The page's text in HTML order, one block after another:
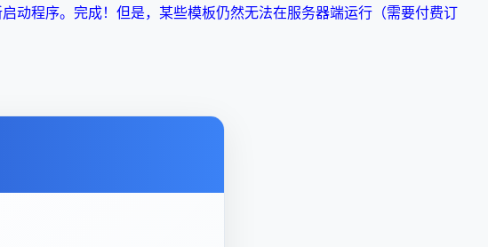
动程序。完成！但是，某些模板仍然无法在服务器端运行（需要付费订